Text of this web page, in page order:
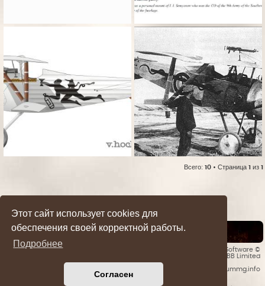
Этот сайт использует cookies для
обеспечения своей корректной работы.
Подробнее
Согласен
Всего: 10 • Страница 1 из 1
Список форумов
Style developer by
® Forum Software ©
phpBB Limited
© 2016 - 2026 forummg.info